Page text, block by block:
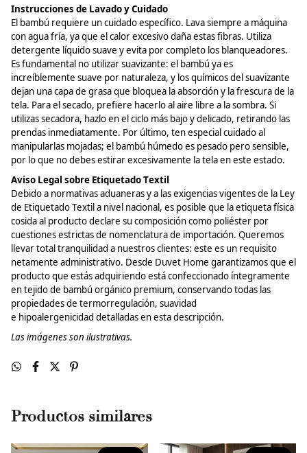
Instrucciones de Lavado y Cuidado
El bambú requiere un cuidado específico. Lava siempre a máquina
con agua fría, ya que el calor excesivo daña estas fibras. Utiliza
detergente líquido suave y evita por completo los blanqueadores.
Es fundamental no utilizar suavizante: el bambú ya es
increíblemente suave por naturaleza, y los químicos del suavizante
dejan una capa de grasa que bloquea la absorción y la frescura de la
tela. Para el secado, prefiere hacerlo al aire libre a la sombra. Si
utilizas secadora, hazlo en el ciclo más bajo y delicado, retirando las
prendas inmediatamente. Por último, ten especial cuidado al
manipularlas mojadas; el bambú húmedo es pesado pero sensible,
por lo que no debes estirar excesivamente la tela en este estado.
Aviso Legal sobre Etiquetado Textil
Debido a normativas aduaneras y a las exigencias vigentes de la Ley
de Etiquetado Textil a nivel nacional, es posible que la etiqueta física
cosida al producto declare su composición como poliéster por
cuestiones estrictas de nomenclatura de importación. Queremos
llevar total tranquilidad a nuestros clientes: este es un requisito
netamente administrativo. Desde Duvet Home garantizamos que el
producto que estás adquiriendo está confeccionado íntegramente
en tejido de bambú orgánico premium, conservando todas las
propiedades de termorregulación, suavidad
e hipoalergenicidad detalladas en esta descripción.
Lasimágenesson ilustrativas.
Productos similares